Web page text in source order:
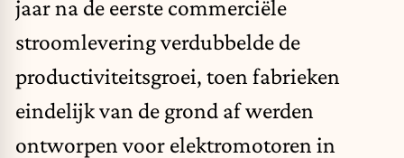
jaar na de eerste commerciële
stroomlevering verdubbelde de
productiviteitsgroei, toen fabrieken
eindelijk van de grond af werden
ontworpen voor elektromotoren in